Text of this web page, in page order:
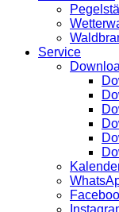
Service